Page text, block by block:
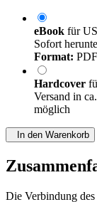
eBookfür
Sofort
Format:
Hardcover
Versand in